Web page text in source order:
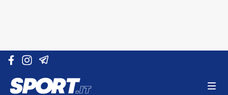
Vai al contenuto